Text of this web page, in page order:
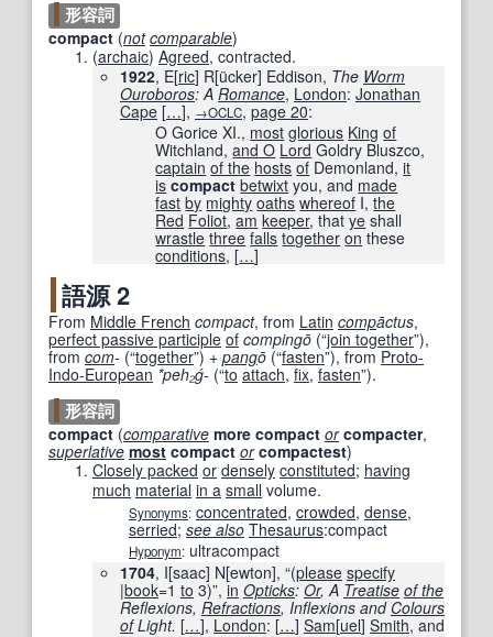
形容詞
compact (not comparable)
(archaic) Agreed, contracted.
1922, E[ric] R[ücker] Eddison, The Worm
Ouroboros: ARomance, London: Jonathan
Cape […], →OCLC, page 20:
O Gorice XI., most glorious King of
Witchland,and O Lord Goldry Bluszco,
captain of the hosts of Demonland,it
is compact betwixt you, and made
fast by mighty oaths whereof I,the
Red Foliot,am keeper, thatye shall
wrastle three falls together on these
conditions, […]
語源 2
From Middle French compact, from Latin compāctus,
perfect passive participle of compingō (“join together”),
from com- (“together”) + pangō (“fasten”), from Proto-
Indo-European *peh₂ǵ- (“to attach, fix, fasten”).
形容詞
compact (comparative more compact or compacter,
superlative most compact or compactest)
Closely packed or densely constituted; having
much material in a small volume.
Synonyms: concentrated, crowded, dense,
serried; see also Thesaurus:compact
Hyponym: ultracompact
1704, I[saac] N[ewton], “(please specify
|book=1 to 3)”, in Opticks: Or, A Treatise of the
Reflexions, Refractions, Inflexions and Colours
ofLight. […], London: […] Sam[uel] Smith, and